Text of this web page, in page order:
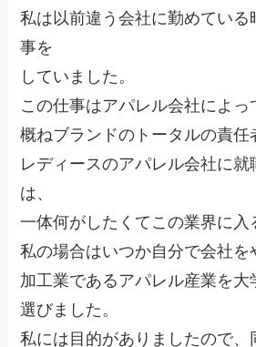
私は以前違う会社に勤めている
事を
していました。
この仕事はアパレル会社によっ
概ねブランドのトータルの責任
レディースのアパレル会社に就
は、
一体何がしたくてこの業界に入
私の場合はいつか自分で会社を
加工業であるアパレル産業を大
選びました。
私には目的がありましたので、